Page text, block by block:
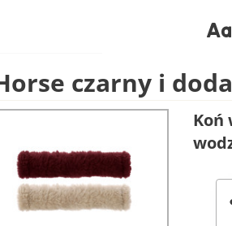
czarny i
Koń